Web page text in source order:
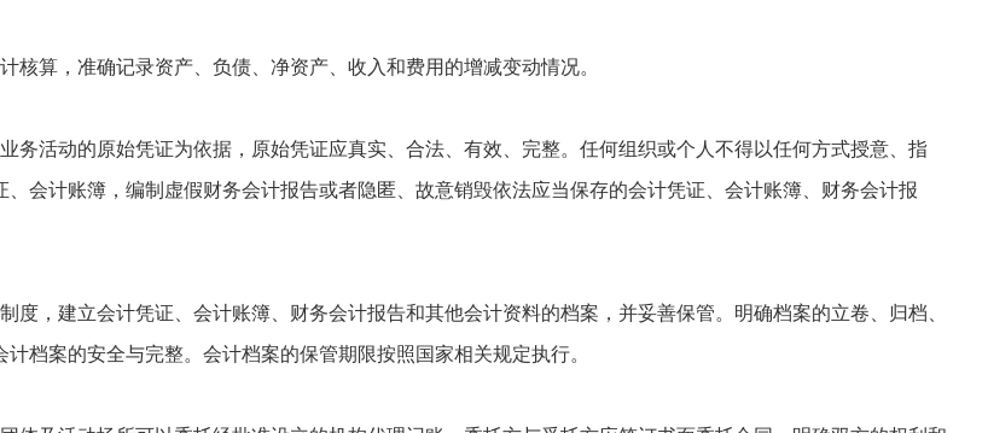
核算，准确记录资产、负债、净资产、收入和费用的增减变动情况。
务活动的原始凭证为依据，原始凭证应真实、合法、有效、完整。任何组织或个人不得以任何方式授意、指
会计账簿，编制虚假财务会计报告或者隐匿、故意销毁依法应当保存的会计凭证、会计账簿、财务会计报
度，建立会计凭证、会计账簿、财务会计报告和其他会计资料的档案，并妥善保管。明确档案的立卷、归档、
档案的安全与完整。会计档案的保管期限按照国家相关规定执行。